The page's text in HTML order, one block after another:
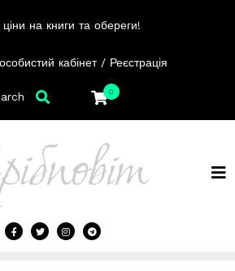
ціни на книги та обереги!
кабінет / Реєстрація
0